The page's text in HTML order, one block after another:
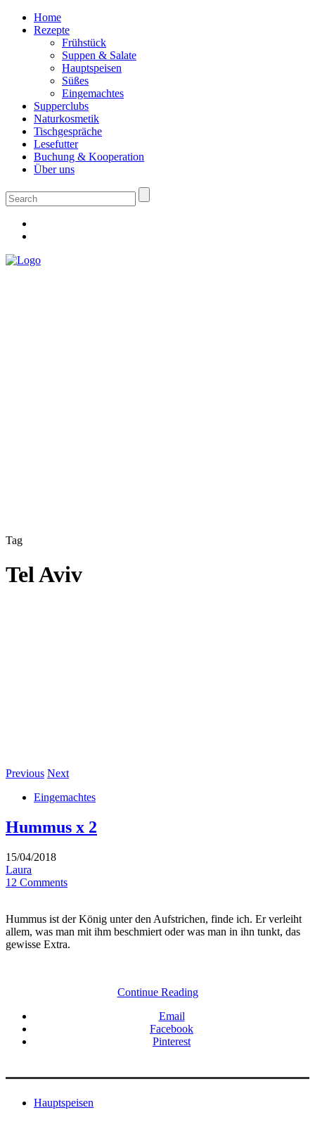
Home
Rezepte
Frühstück
Suppen & Salate
Hauptspeisen
Süßes
Eingemachtes
Supperclubs
Naturkosmetik
Tischgespräche
Lesefutter
Buchung & Kooperation
Über uns
Tag
Tel Aviv
Previous Next
Eingemachtes
Hummus x 2
15/04/2018
Laura
12 Comments
Hummus ist der König unter den Aufstrichen, finde ich. Er verleiht
allem, was man mit ihm beschmiert oder was man in ihn tunkt, das
gewisse Extra.
Continue Reading
Email
Facebook
Pinterest
Hauptspeisen